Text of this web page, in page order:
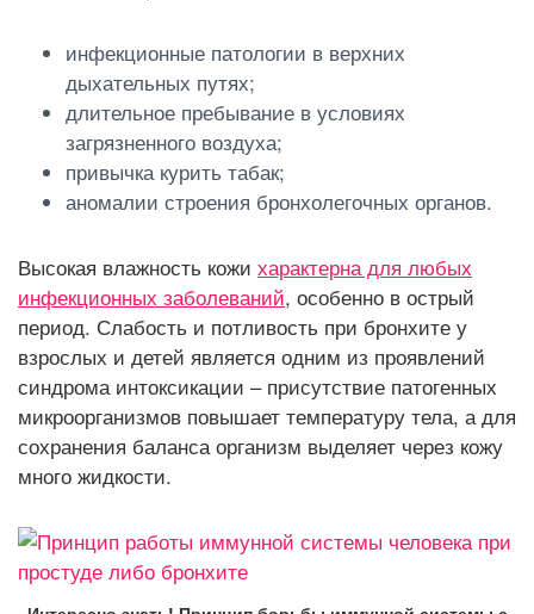
инфекционные патологии в верхних
дыхательных путях;
длительное пребывание в условиях
загрязненного воздуха;
привычка курить табак;
аномалии строения бронхолегочных органов.
Высокая влажность кожи характерна для любых
инфекционных заболеваний, особенно в острый
период. Слабость и потливость при бронхите у
взрослых и детей является одним из проявлений
синдрома интоксикации – присутствие патогенных
микроорганизмов повышает температуру тела, а для
сохранения баланса организм выделяет через кожу
много жидкости.